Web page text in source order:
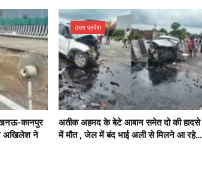
कानपुर
अखिलेश ने
उत्तर प्रदेश
अतीक अहमद के बेटे आबान समेत दो की हादसे
में मौत , जेल में बंद भाई अली से मिलने आ रहे…